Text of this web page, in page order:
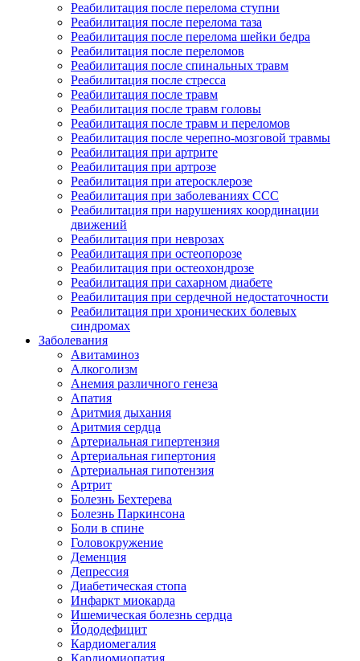
Реабилитация после перелома ступни
Реабилитация после перелома таза
Реабилитация после перелома шейки бедра
Реабилитация после переломов
Реабилитация после спинальных травм
Реабилитация после стресса
Реабилитация после травм
Реабилитация после травм головы
Реабилитация после травм и переломов
Реабилитация после черепно-мозговой травмы
Реабилитация при артрите
Реабилитация при артрозе
Реабилитация при атеросклерозе
Реабилитация при заболеваниях ССС
Реабилитация при нарушениях координации
движений
Реабилитация при неврозах
Реабилитация при остеопорозе
Реабилитация при остеохондрозе
Реабилитация при сахарном диабете
Реабилитация при сердечной недостаточности
Реабилитация при хронических болевых
синдромах
Заболевания
Авитаминоз
Алкоголизм
Анемия различного генеза
Апатия
Аритмия дыхания
Аритмия сердца
Артериальная гипертензия
Артериальная гипертония
Артериальная гипотензия
Артрит
Болезнь Бехтерева
Болезнь Паркинсона
Боли в спине
Головокружение
Деменция
Депрессия
Диабетическая стопа
Инфаркт миокарда
Ишемическая болезнь сердца
Йододефицит
Кардиомегалия
Кардиомиопатия